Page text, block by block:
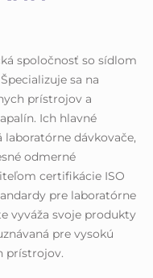
spoločnosť so sídlom
sa na
prístrojov a
Ich hlavné
dávkovače,
odmerné
certifikácie ISO
pre laboratórne
vyváža svoje produkty
pre vysokú
prístrojov.